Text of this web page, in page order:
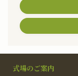
式場のご案内